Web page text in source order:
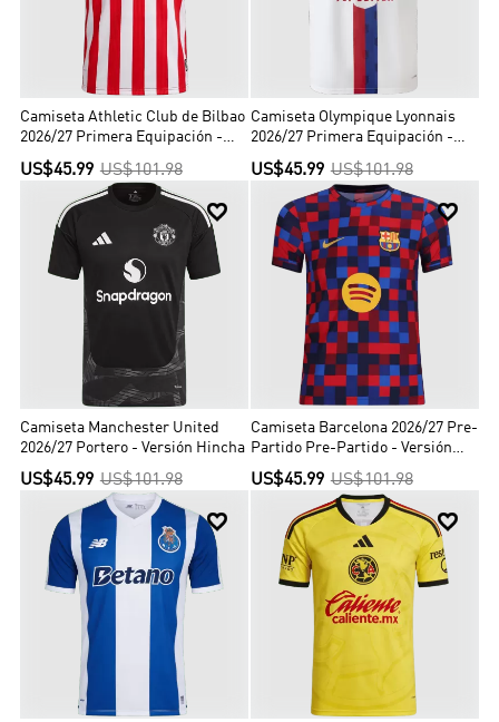
Camiseta Athletic Club de Bilbao
2026/27 Primera Equipación -
Versión Hincha
US$45.99 US$101.98
Camiseta Olympique Lyonnais
2026/27 Primera Equipación -
Versión Hincha
US$45.99 US$101.98

Camiseta Manchester United
2026/27 Portero - Versión Hincha
US$45.99 US$101.98

Camiseta Barcelona 2026/27 Pre-
Partido Pre-Partido - Versión
Hincha
US$45.99 US$101.98
 